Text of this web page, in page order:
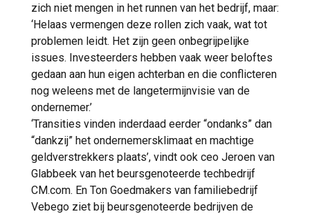
zich niet mengen in het runnen van het bedrijf, maar:
‘Helaas vermengen deze rollen zich vaak, wat tot
problemen leidt. Het zijn geen onbegrijpelijke
issues. Investeerders hebben vaak weer beloftes
gedaan aan hun eigen achterban en die conflicteren
nog weleens met de langetermijnvisie van de
ondernemer.’
‘Transities vinden inderdaad eerder “ondanks” dan
“dankzij” het ondernemersklimaat en machtige
geldverstrekkers plaats’, vindt ook ceo Jeroen van
Glabbeek van het beursgenoteerde techbedrijf
CM.com. En Ton Goedmakers van familiebedrijf
Vebego ziet bij beursgenoteerde bedrijven de